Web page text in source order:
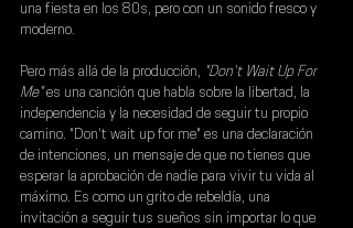
una fiesta en los 80s, pero con un sonido fresco y
moderno.
Pero más allá de la producción, "Don't Wait Up For
Me" es una canción que habla sobre la libertad, la
independencia y la necesidad de seguir tu propio
camino. "Don't wait up for me" es una declaración
de intenciones, un mensaje de que no tienes que
esperar la aprobación de nadie para vivir tu vida al
máximo. Es como un grito de rebeldía, una
invitación a seguir tus sueños sin importar lo que